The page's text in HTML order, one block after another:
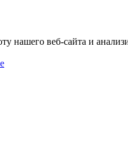
нашего веб-сайта и